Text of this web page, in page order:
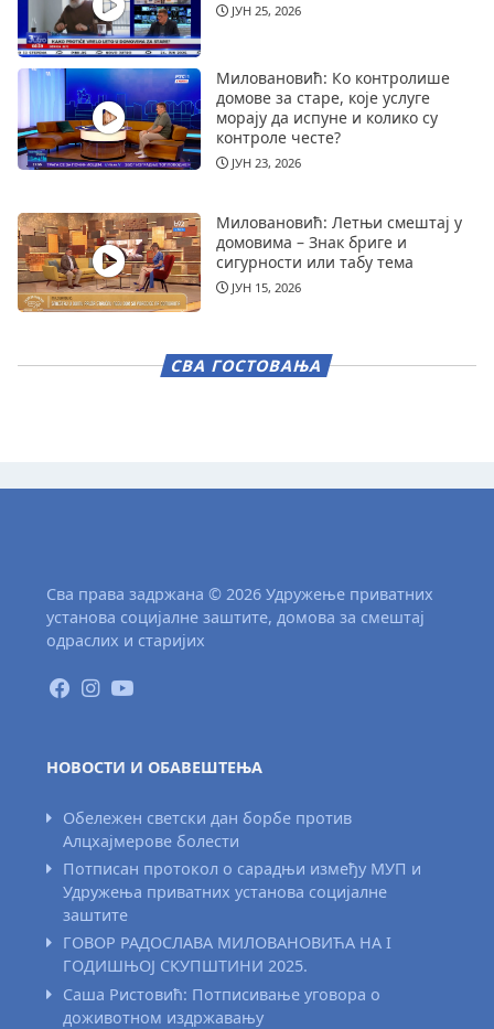
ЈУН 25, 2026
Миловановић: Ко контролише
домове за старе, које услуге
морају да испуне и колико су
контроле честе?
ЈУН 23, 2026
Миловановић: Летњи смештај у
домовима – Знак бриге и
сигурности или табу тема
ЈУН 15, 2026
СВА ГОСТОВАЊА
Сва права задржана © 2026 Удружење приватних
установа социјалне заштите, домова за смештај
одраслих и старијих
НОВОСТИ И ОБАВЕШТЕЊА
Обележен светски дан борбе против
Алцхајмерове болести
Потписан протокол о сарадњи између МУП и
Удружења приватних установа социјалне
заштите
ГОВОР РАДОСЛАВА МИЛОВАНОВИЋА НА I
ГОДИШЊОЈ СКУПШТИНИ 2025.
Саша Ристовић: Потписивање уговора о
доживотном издржавању